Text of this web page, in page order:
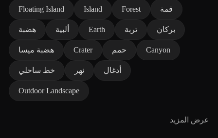
Floating Island Island Forest قمة
هضبة ألبية Earth تربة بركان
هضبة ميسا Crater حمم Canyon
خط ساحلي نهر أدغال
Outdoor Landscape
عرض المزيد